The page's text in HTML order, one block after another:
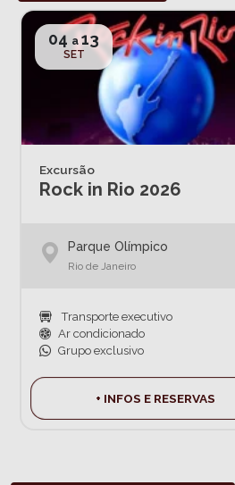
04 a 13
SET
Excursão
Rock in Rio 2026
Parque Olímpico
Rio de Janeiro
Transporte executivo
Ar condicionado
Grupo exclusivo
+ INFOS E RESERVAS